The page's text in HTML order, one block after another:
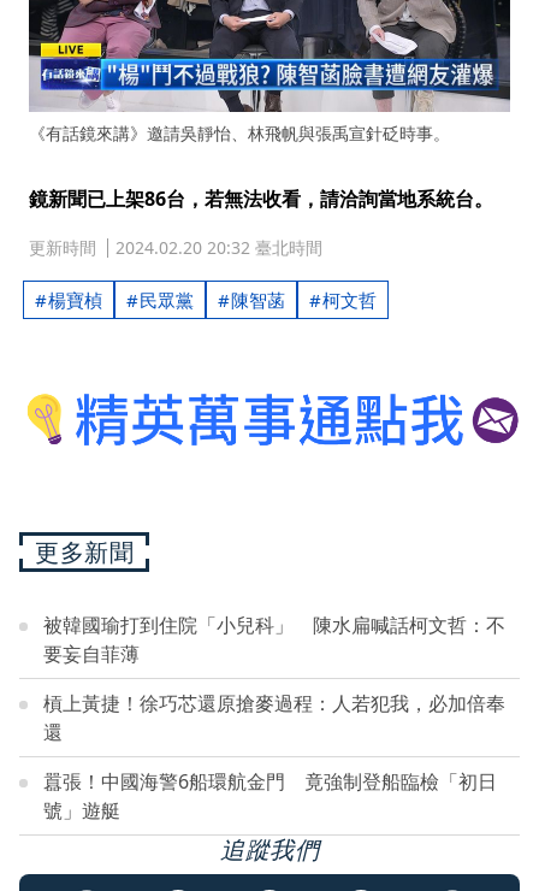
《有話鏡來講》邀請吳靜怡、林飛帆與張禹宣針砭時事。
鏡新聞已上架86台，若無法收看，請洽詢當地系統台。
更新時間 2024.02.20 20:32 臺北時間
楊寶楨 民眾黨 陳智菡 柯文哲
更多新聞
被韓國瑜打到住院「小兒科」 陳水扁喊話柯文哲：不
要妄自菲薄
槓上黃捷！徐巧芯還原搶麥過程：人若犯我，必加倍奉
還
囂張！中國海警6船環航金門 竟強制登船臨檢「初日
號」遊艇
追蹤我們